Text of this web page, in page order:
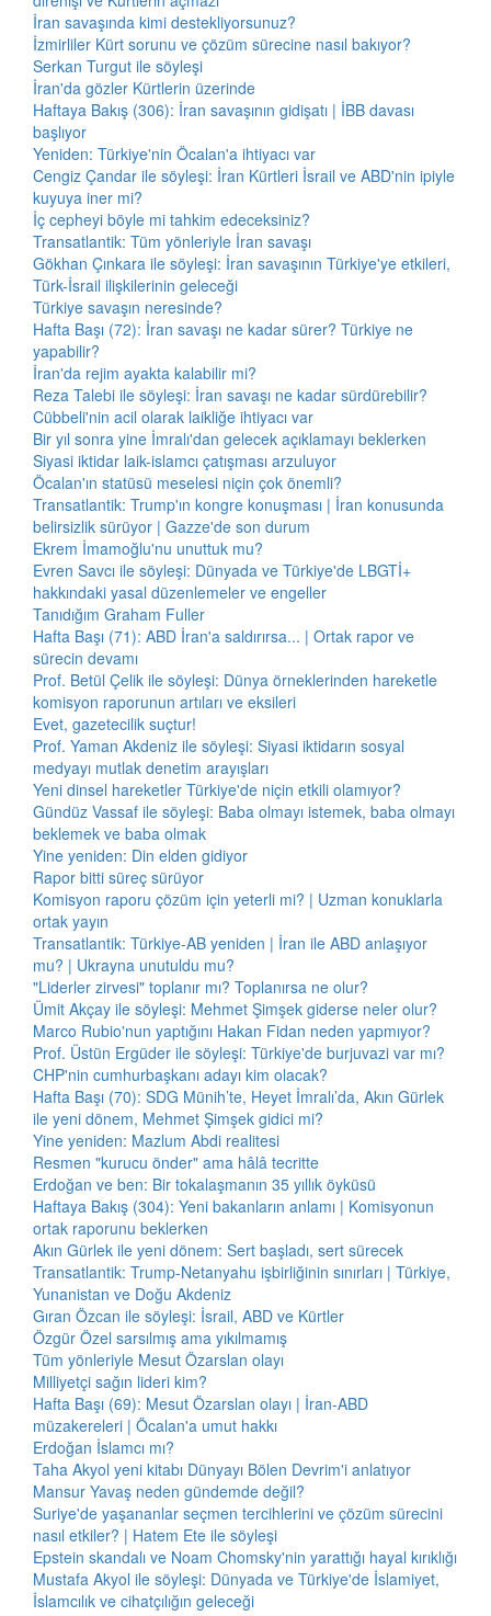
İran savaşında kimi destekliyorsunuz?
İzmirliler Kürt sorunu ve çözüm sürecine nasıl bakıyor?
Serkan Turgut ile söyleşi
İran'da gözler Kürtlerin üzerinde
Haftaya Bakış (306): İran savaşının gidişatı | İBB davası
başlıyor
Yeniden: Türkiye'nin Öcalan'a ihtiyacı var
Cengiz Çandar ile söyleşi: İran Kürtleri İsrail ve ABD'nin ipiyle
kuyuya iner mi?
İç cepheyi böyle mi tahkim edeceksiniz?
Transatlantik: Tüm yönleriyle İran savaşı
Gökhan Çınkara ile söyleşi: İran savaşının Türkiye'ye etkileri,
Türk-İsrail ilişkilerinin geleceği
Türkiye savaşın neresinde?
Hafta Başı (72): İran savaşı ne kadar sürer? Türkiye ne
yapabilir?
İran'da rejim ayakta kalabilir mi?
Reza Talebi ile söyleşi: İran savaşı ne kadar sürdürebilir?
Cübbeli'nin acil olarak laikliğe ihtiyacı var
Bir yıl sonra yine İmralı'dan gelecek açıklamayı beklerken
Siyasi iktidar laik-islamcı çatışması arzuluyor
Öcalan'ın statüsü meselesi niçin çok önemli?
Transatlantik: Trump'ın kongre konuşması | İran konusunda
belirsizlik sürüyor | Gazze'de son durum
Ekrem İmamoğlu'nu unuttuk mu?
Evren Savcı ile söyleşi: Dünyada ve Türkiye'de LBGTİ+
hakkındaki yasal düzenlemeler ve engeller
Tanıdığım Graham Fuller
Hafta Başı (71): ABD İran'a saldırırsa... | Ortak rapor ve
sürecin devamı
Prof. Betül Çelik ile söyleşi: Dünya örneklerinden hareketle
komisyon raporunun artıları ve eksileri
Evet, gazetecilik suçtur!
Prof. Yaman Akdeniz ile söyleşi: Siyasi iktidarın sosyal
medyayı mutlak denetim arayışları
Yeni dinsel hareketler Türkiye'de niçin etkili olamıyor?
Gündüz Vassaf ile söyleşi: Baba olmayı istemek, baba olmayı
beklemek ve baba olmak
Yine yeniden: Din elden gidiyor
Rapor bitti süreç sürüyor
Komisyon raporu çözüm için yeterli mi? | Uzman konuklarla
ortak yayın
Transatlantik: Türkiye-AB yeniden | İran ile ABD anlaşıyor
mu? | Ukrayna unutuldu mu?
"Liderler zirvesi" toplanır mı? Toplanırsa ne olur?
Ümit Akçay ile söyleşi: Mehmet Şimşek giderse neler olur?
Marco Rubio'nun yaptığını Hakan Fidan neden yapmıyor?
Prof. Üstün Ergüder ile söyleşi: Türkiye'de burjuvazi var mı?
CHP'nin cumhurbaşkanı adayı kim olacak?
Hafta Başı (70): SDG Münih’te, Heyet İmralı’da, Akın Gürlek
ile yeni dönem, Mehmet Şimşek gidici mi?
Yine yeniden: Mazlum Abdi realitesi
Resmen "kurucu önder" ama hâlâ tecritte
Erdoğan ve ben: Bir tokalaşmanın 35 yıllık öyküsü
Haftaya Bakış (304): Yeni bakanların anlamı | Komisyonun
ortak raporunu beklerken
Akın Gürlek ile yeni dönem: Sert başladı, sert sürecek
Transatlantik: Trump-Netanyahu işbirliğinin sınırları | Türkiye,
Yunanistan ve Doğu Akdeniz
Gıran Özcan ile söyleşi: İsrail, ABD ve Kürtler
Özgür Özel sarsılmış ama yıkılmamış
Tüm yönleriyle Mesut Özarslan olayı
Milliyetçi sağın lideri kim?
Hafta Başı (69): Mesut Özarslan olayı | İran-ABD
müzakereleri | Öcalan'a umut hakkı
Erdoğan İslamcı mı?
Taha Akyol yeni kitabı Dünyayı Bölen Devrim'i anlatıyor
Mansur Yavaş neden gündemde değil?
Suriye'de yaşananlar seçmen tercihlerini ve çözüm sürecini
nasıl etkiler? | Hatem Ete ile söyleşi
Epstein skandalı ve Noam Chomsky'nin yarattığı hayal kırıklığı
Mustafa Akyol ile söyleşi: Dünyada ve Türkiye'de İslamiyet,
İslamcılık ve cihatçılığın geleceği